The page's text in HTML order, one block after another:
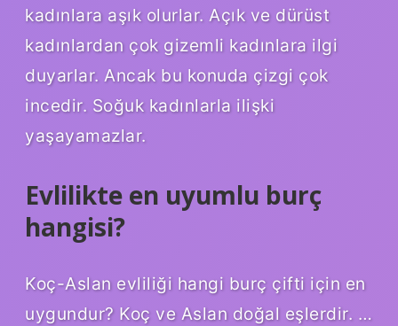
kadınlara aşık olurlar. Açık ve dürüst
kadınlardan çok gizemli kadınlara ilgi
duyarlar. Ancak bu konuda çizgi çok
incedir. Soğuk kadınlarla ilişki
yaşayamazlar.
Evlilikte en uyumlu burç
hangisi?
Koç-Aslan evliliği hangi burç çifti için en
uygundur? Koç ve Aslan doğal eşlerdir. …